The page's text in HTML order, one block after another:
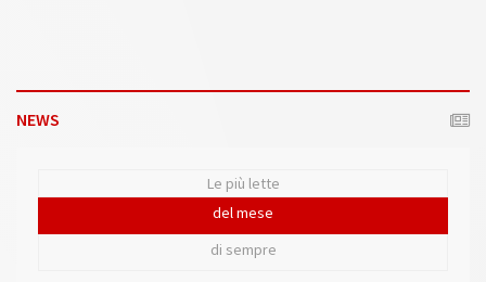
NEWS
Le più lette
del mese
di sempre